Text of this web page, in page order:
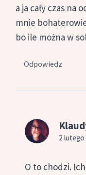
a ja cały czas na
mnie
bo ile można w
Odpowiedz
2 lutego
O to chodzi.